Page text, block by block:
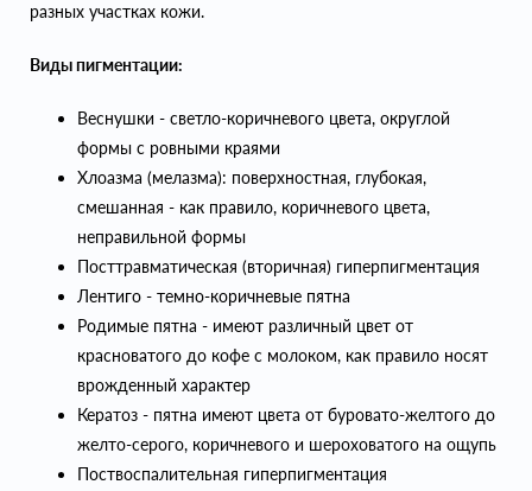
разных участках кожи.
Виды пигментации:
Веснушки - светло-коричневого цвета, округлой
формы с ровными краями
Хлоазма (мелазма): поверхностная, глубокая,
смешанная - как правило, коричневого цвета,
неправильной формы
Посттравматическая (вторичная) гиперпигментация
Лентиго - темно-коричневые пятна
Родимые пятна - имеют различный цвет от
красноватого до кофе с молоком, как правило носят
врожденный характер
Кератоз - пятна имеют цвета от буровато-желтого до
желто-серого, коричневого и шероховатого на ощупь
Поствоспалительная гиперпигментация